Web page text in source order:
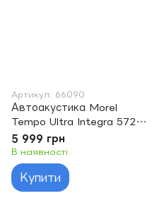
Артикул: 66090
Автоакустика Morel
Tempo Ultra Integra 572
MKII
5 999 грн
В наявності
Купити